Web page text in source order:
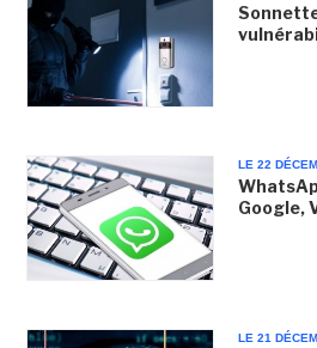
LE 22
Google,
LE 21